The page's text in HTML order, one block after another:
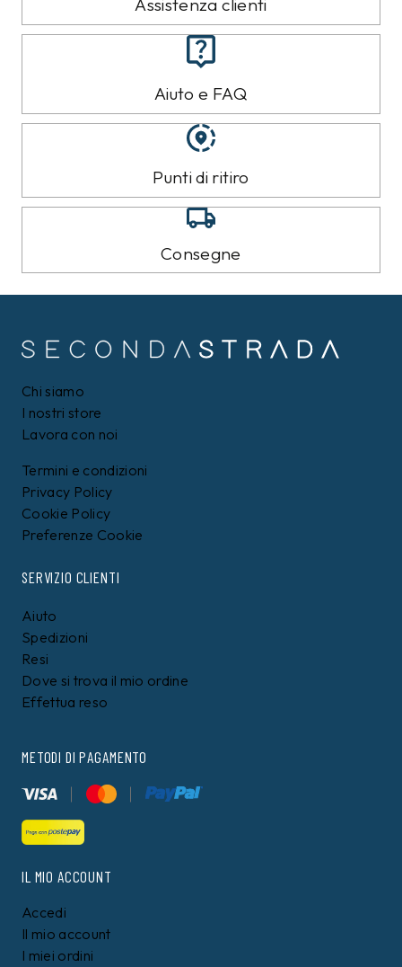
Assistenza clienti
Aiuto e FAQ
Punti di ritiro
Consegne
Chi siamo
I nostri store
Lavora con noi
Termini e condizioni
Privacy Policy
Cookie Policy
Preferenze Cookie
SERVIZIO CLIENTI
Aiuto
Spedizioni
Resi
Dove si trova il mio ordine
Effettua reso
METODI DI PAGAMENTO
IL MIO ACCOUNT
Accedi
Il mio account
I miei ordini